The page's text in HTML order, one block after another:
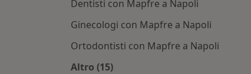
Dentisti con Mapfre a Napoli
Ginecologi con Mapfre a Napoli
Ortodontisti con Mapfre a Napoli
Altro (15)